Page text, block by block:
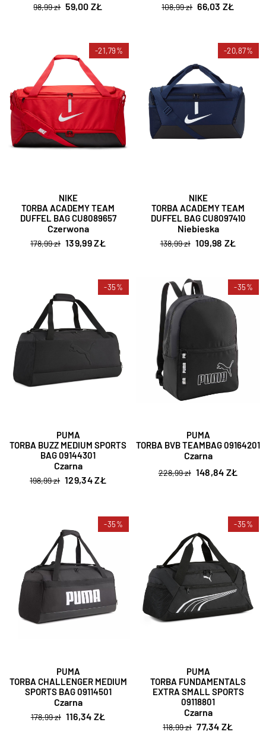
98,99 zł 59,00 ZŁ 108,99 zł 66,03 ZŁ
-21,79%
NIKE
TORBA ACADEMY TEAM
DUFFEL BAG CU8089657
Czerwona
178,99 zł 139,99 ZŁ
-20,87%
NIKE
TORBA ACADEMY TEAM
DUFFEL BAG CU8097410
Niebieska
138,99 zł 109,98 ZŁ
-35%
PUMA
TORBA BUZZ MEDIUM SPORTS
BAG 09144301
Czarna
198,99 zł 129,34 ZŁ
-35%
PUMA
TORBA BVB TEAMBAG 09164201
Czarna
228,99 zł 148,84 ZŁ
-35%
PUMA
TORBA CHALLENGER MEDIUM
SPORTS BAG 09114501
Czarna
178,99 zł 116,34 ZŁ
-35%
PUMA
TORBA FUNDAMENTALS
EXTRA SMALL SPORTS
09118801
Czarna
118,99 zł 77,34 ZŁ